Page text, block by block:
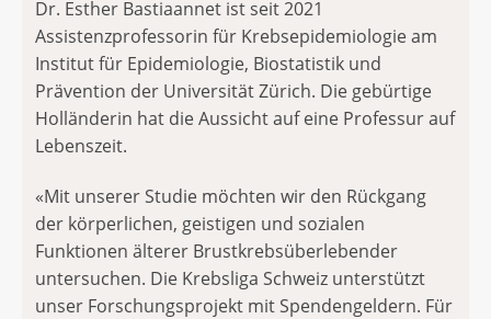
Dr. Esther Bastiaannet ist seit 2021
Assistenzprofessorin für Krebsepidemiologie am
Institut für Epidemiologie, Biostatistik und
Prävention der Universität Zürich. Die gebürtige
Holländerin hat die Aussicht auf eine Professur auf
Lebenszeit.
«Mit unserer Studie möchten wir den Rückgang
der körperlichen, geistigen und sozialen
Funktionen älterer Brustkrebsüberlebender
untersuchen. Die Krebsliga Schweiz unterstützt
unser Forschungsprojekt mit Spendengeldern. Für